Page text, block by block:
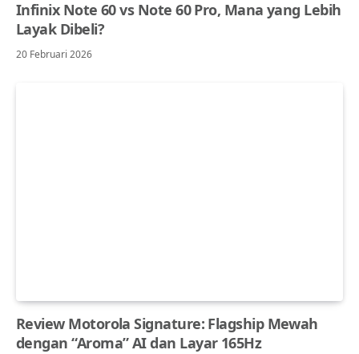
Infinix Note 60 vs Note 60 Pro, Mana yang Lebih
Layak Dibeli?
20 Februari 2026
Review Motorola Signature: Flagship Mewah
dengan “Aroma” AI dan Layar 165Hz